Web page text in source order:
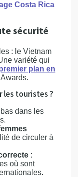
Costa Rica
sécurité
: le Vietnam
variété qui
plan en
les touristes ?
dans les
de circuler à
:
où sont